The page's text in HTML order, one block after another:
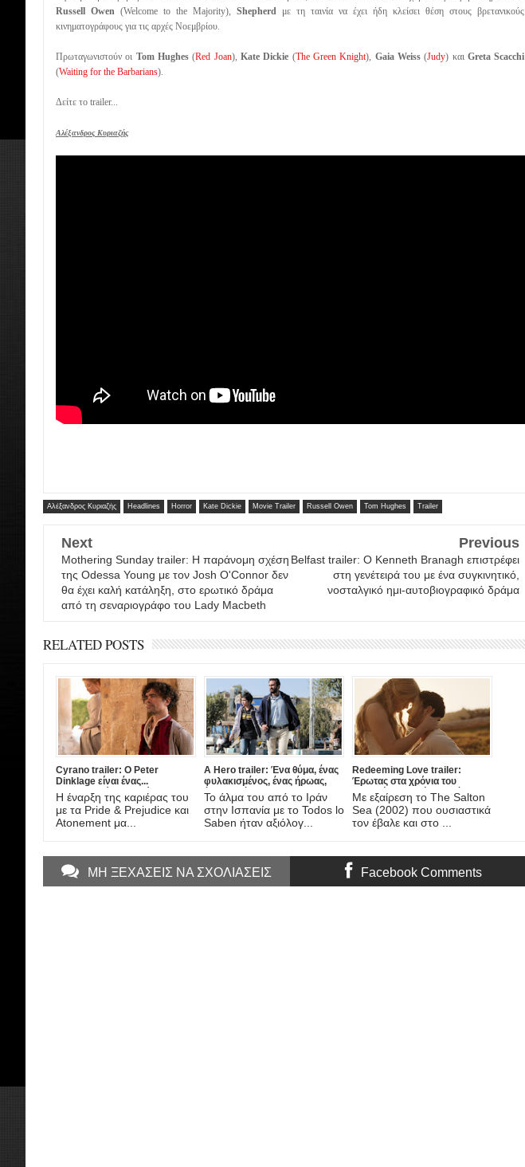
Russell Owen (Welcome to the Majority),Shepherd με τη ταινία να έχει ήδη κλείσει θέση στους βρετανικούς
κινηματογράφους για τις αρχές Νοεμβρίου.
Πρωταγωνιστούν οι Tom Hughes (Red Joan),Kate Dickie (The Green Knight), Gaia Weiss (Judy) καιGreta Scacchi
(Waiting for the Barbarians).
Δείτε το trailer...
Αλέξανδρος Κυριαζής
Αλέξανδρος Κυριαζής Headlines Horror Kate Dickie Movie Trailer Russell Owen Tom Hughes Trailer
Next
Mothering Sunday trailer: Η παράνομη σχέση
της Odessa Young με τον Josh O'Connor δεν
θα έχει καλή κατάληξη, στο ερωτικό δράμα
από τη σεναριογράφο του Lady Macbeth
Previous
Belfast trailer: O Kenneth Branagh επιστρέφει
στη γενέτειρά του με ένα συγκινητικό,
νοσταλγικό ημι-αυτοβιογραφικό δράμα
RELATED POSTS
Cyrano trailer: Ο Peter
Dinklage είναι ένας...
διαφορετικός Συρανό ντε
Μπερζεράκ στη νέα μιούζικαλ
διασκευή από το σκηνοθέτη
του Darkest Hour!
Η έναρξη της καριέρας του
με τα Pride & Prejudice και
Atonement μα...
A Hero trailer: Ένα θύμα, ένας
φυλακισμένος, ένας ήρωας,
ένας πατέρας. Έρχεται στο
Amazon η νέα ταινία του
Asghar Farhadi!
Το άλμα του από το Ιράν
στην Ισπανία με το Todos lo
Saben ήταν αξιόλογ...
Redeeming Love trailer:
Έρωτας στα χρόνια του
Χρυσού Πυρετού, στη νέα
ταινία του DJ Caruso
Με εξαίρεση το The Salton
Sea (2002) που ουσιαστικά
τον έβαλε και στο ...
ΜΗ ΞΕΧΑΣΕΙΣ ΝΑ ΣΧΟΛΙΑΣΕΙΣ Facebook Comments